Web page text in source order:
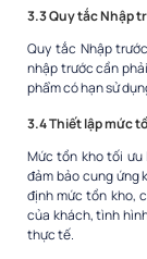
3.3 Quy tắc Nhập
Quy tắc Nhập
nhập trước cần
phẩm có hạn sử
3.4 Thiết lập mức
Mức tồn kho tối ưu
đảm bảo cung ứng
định mức tồn kho,
của khách, tình
thực tế.